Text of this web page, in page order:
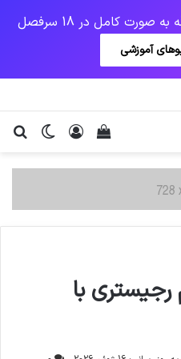
کامل در 18 سرفصل
آموزشی
تغییر ورود
دیدن سبد خرید
رجیستری با